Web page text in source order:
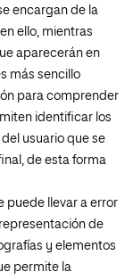
encargan de la
ello, mientras
aparecerán en
más sencillo
para comprender
identificar los
usuario que se
de esta forma
puede llevar a error
de
y elementos
permite la